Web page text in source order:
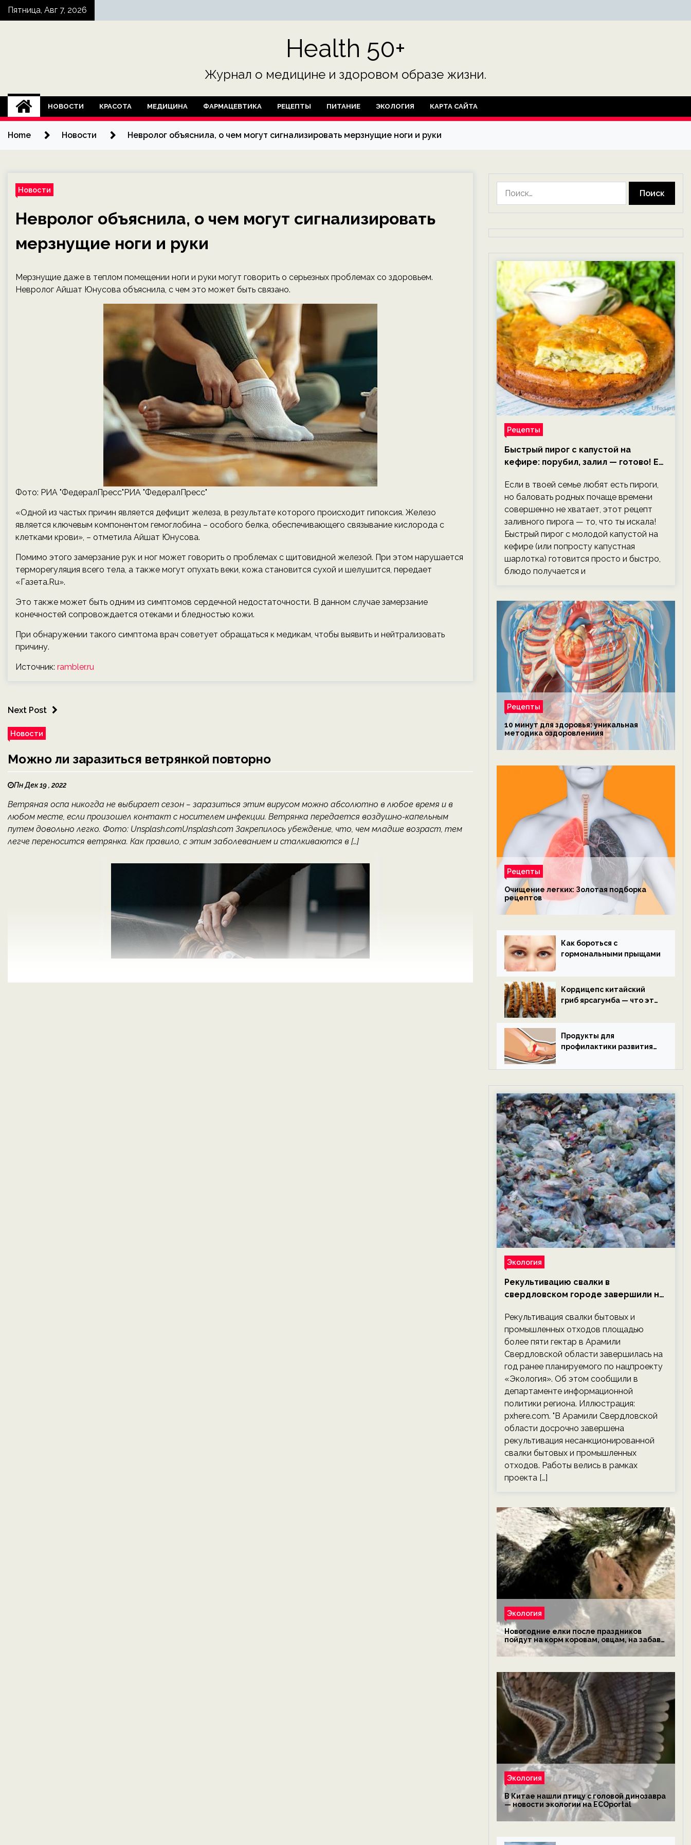
SkipПятница, Авг 7, 2026
Health 50+
Журнал о медицине и здоровом образе жизни.
НОВОСТИ КРАСОТА МЕДИЦИНА ФАРМАЦЕВТИКА РЕЦЕПТЫ ПИТАНИЕ ЭКОЛОГИЯ КАРТА САЙТА
Home Новости Невролог объяснила, о чем могут сигнализировать мерзнущие ноги и руки
Новости
Невролог объяснила, о чем могут сигнализировать
мерзнущие ноги и руки
Мерзнущие даже в теплом помещении ноги и руки могут говорить о серьезных проблемах со здоровьем.
Невролог Айшат Юнусова объяснила, с чем это может быть связано.
Фото: РИА "ФедералПресс"РИА "ФедералПресс"
«Одной из частых причин является дефицит железа, в результате которого происходит гипоксия. Железо
является ключевым компонентом гемоглобина – особого белка, обеспечивающего связывание кислорода с
клетками крови», – отметила Айшат Юнусова.
Помимо этого замерзание рук и ног может говорить о проблемах с щитовидной железой. При этом нарушается
терморегуляция всего тела, а также могут опухать веки, кожа становится сухой и шелушится, передает
«Газета.Ru».
Это также может быть одним из симптомов сердечной недостаточности. В данном случае замерзание
конечностей сопровождается отеками и бледностью кожи.
При обнаружении такого симптома врач советует обращаться к медикам, чтобы выявить и нейтрализовать
причину.
Источник: rambler.ru
Next Post
Новости
Можно ли заразиться ветрянкой повторно
Пн Дек 19 , 2022
Ветряная оспа никогда не выбирает сезон – заразиться этим вирусом можно абсолютно в любое время и в
любом месте, если произошел контакт с носителем инфекции. Ветрянка передается воздушно-капельным
путем довольно легко. Фото: Unsplash.comUnsplash.com Закрепилось убеждение, что, чем младше возраст, тем
легче переносится ветрянка. Как правило, с этим заболеванием и сталкиваются в […]
Рецепты
Быстрый пирог с капустой на
кефире: порубил, залил — готово! Ем,
Если в твоей семье любят есть пироги,
но баловать родных почаще времени
совершенно не хватает, этот рецепт
заливного пирога — то, что ты искала!
Быстрый пирог с молодой капустой на
кефире (или попросту капустная
шарлотка) готовится просто и быстро,
блюдо получается и
Рецепты
10 минут для здоровья: уникальная
методика оздоровлениия
Рецепты
Очищение легких: Золотая подборка
рецептов
Как бороться с
гормональными прыщами
Кордицепс китайский
гриб ярсагумба — что это
Продукты для
профилактики развития
Экология
Рекультивацию свалки в
свердловском городе завершили на
новости экологии на ECOportal
Рекультивация свалки бытовых и
промышленных отходов площадью
более пяти гектар в Арамили
Свердловской области завершилась на
год ранее планируемого по нацпроекту
«Экология». Об этом сообщили в
департаменте информационной
политики региона. Иллюстрация:
pxhere.com. "В Арамили Свердловской
области досрочно завершена
рекультивация несанкционированной
свалки бытовых и промышленных
отходов. Работы велись в рамках
проекта […]
Экология
Новогодние елки после праздников
пойдут на корм коровам, овцам, на забаву
обезьянам, львам и леопардам — новости
экологии на ECOportal
Экология
В Китае нашли птицу с головой динозавра
— новости экологии на ECOportal